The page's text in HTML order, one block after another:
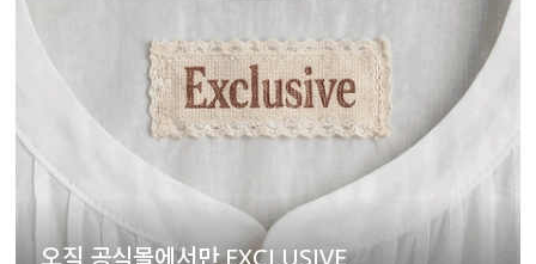
오직 공식몰에서만 EXCLUSIVE